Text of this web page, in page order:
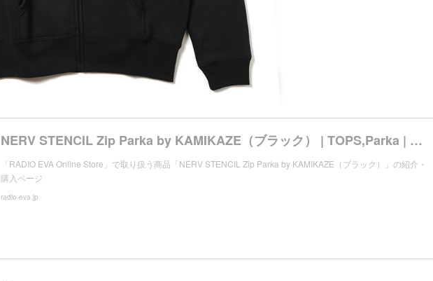
NERV STENCIL Zip Parka by KAMIKAZE（ブラック） | TOPS,Parka | RADIO EVA Online Store
「RADIO EVA Online Store」で取り扱う商品「NERV STENCIL Zip Parka by KAMIKAZE（ブラック）」の紹介・
購入ページ
radio-eva.jp